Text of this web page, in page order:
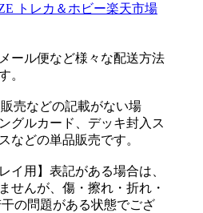
トレカ＆ホビー楽天市場
ール便など様々な配送方法
。
売などの記載がない場
グルカード、デッキ封入ス
などの単品販売です。
イ用】表記がある場合は、
せんが、傷・擦れ・折れ・
の問題がある状態でござ